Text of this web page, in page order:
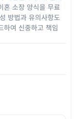
혼 소장 양식을 무료
방법과 유의사항도
하여 신중하고 책임